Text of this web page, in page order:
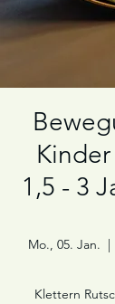
1,5 - 3
Mo., 05. Jan.
  |
Klettern